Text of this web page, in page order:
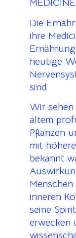
MEDICINE
Die
ihre
heutige
sind.
Wir
altem
Pflanzen
mit
bekannt
inneren
seine
erwecken